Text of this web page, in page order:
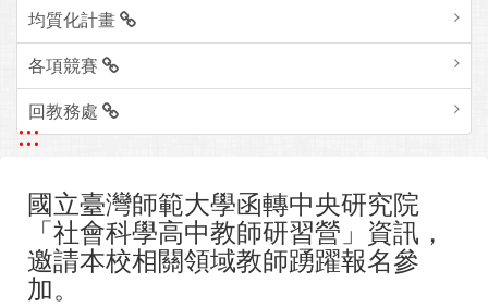
均質化計畫
各項競賽
回教務處
:::
國立臺灣師範大學函轉中央研究院
「社會科學高中教師研習營」資訊，
邀請本校相關領域教師踴躍報名參
加。